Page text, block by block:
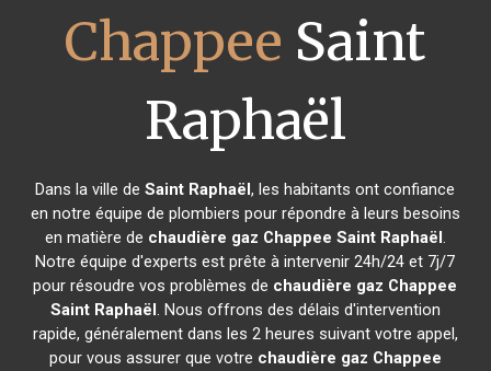
Chappee Saint
Raphaël
Dans la ville deSaint Raphaël, les habitants ont confiance
en notre équipe de plombiers pour répondre à leurs besoins
en matière de chaudière gaz Chappee Saint Raphaël.
Notre équipe d'experts est prête à intervenir 24h/24 et 7j/7
pour résoudre vos problèmes de chaudière gaz Chappee
Saint Raphaël. Nous offrons des délais d'intervention
rapide, généralement dans les 2 heures suivant votre appel,
pour vous assurer que votre chaudière gaz Chappee